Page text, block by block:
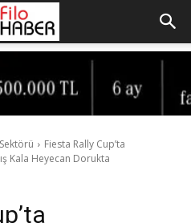
Fiesta Rally Cup’ta
Kala Heyecan Dorukta